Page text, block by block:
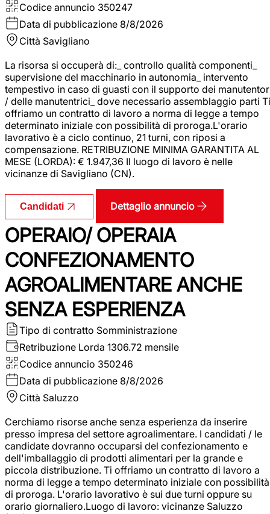
Codice annuncio 350247
Data di pubblicazione 8/8/2026
Città Savigliano
La risorsa si occuperà di:_ controllo qualità componenti_
supervisione del macchinario in autonomia_ intervento
tempestivo in caso di guasti con il supporto dei
/ delle manutentrici_ dove necessario assemblaggio parti Ti
offriamo un contratto di lavoro a norma di legge a tempo
determinato iniziale con possibilità di proroga.L'orario
lavorativo è a ciclo continuo, 21 turni, con riposi a
compensazione. RETRIBUZIONE MINIMA GARANTITA AL
MESE (LORDA): € 1.947,36 Il luogo di lavoro è nelle
vicinanze di Savigliano (CN).
Candidati Dettaglio annuncio
OPERAIO/ OPERAIA
CONFEZIONAMENTO
AGROALIMENTARE ANCHE
SENZA ESPERIENZA
Tipo di contratto Somministrazione
Retribuzione Lorda 1306.72 mensile
Codice annuncio 350246
Data di pubblicazione 8/8/2026
Città Saluzzo
Cerchiamo risorse anche senza esperienza da inserire
presso impresa del settore agroalimentare. I candidati / le
candidate dovranno occuparsi del confezionamento e
dell'imballaggio di prodotti alimentari per la grande e
piccola distribuzione. Ti offriamo un contratto di lavoro a
norma di legge a tempo determinato iniziale con possibilità
di proroga. L'orario lavorativo è sui due turni oppure su
orario giornaliero.Luogo di lavoro: vicinanze Saluzzo